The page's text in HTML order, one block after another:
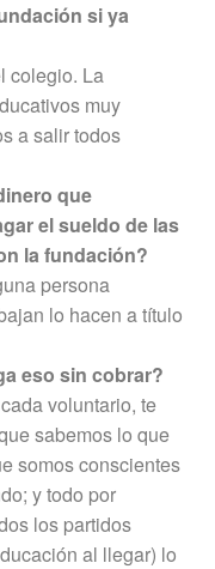
si ya
colegio. La
muy
a salir todos
que
el sueldo de las
la fundación?
persona
lo hacen a título
eso sin cobrar?
voluntario, te
sabemos lo que
somos conscientes
y todo por
los partidos
al llegar) lo